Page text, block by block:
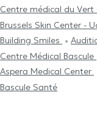
Centre médical du Vert
Brussels Skin Center -
Building Smiles
Centre Médical Bascule
Aspera Medical Center
Bascule Santé